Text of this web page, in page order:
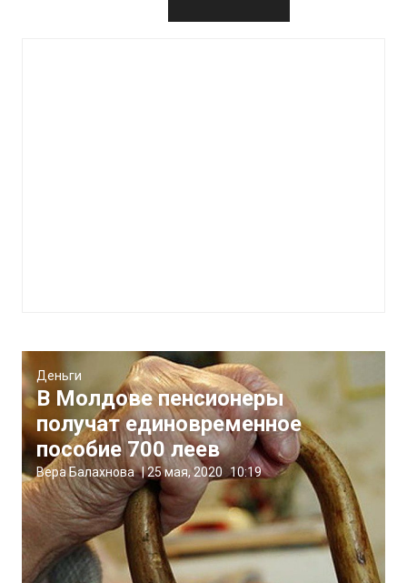
Деньги
В Молдове пенсионеры
получат единовременное
пособие 700 леев
Вера Балахнова |25 мая, 2020 10:19